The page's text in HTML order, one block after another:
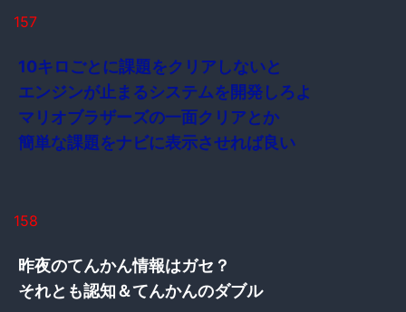
157
10キロごとに課題をクリアしないと
エンジンが止まるシステムを開発しろよ
マリオブラザーズの一面クリアとか
簡単な課題をナビに表示させれば良い
158
昨夜のてんかん情報はガセ？
それとも認知＆てんかんのダブル